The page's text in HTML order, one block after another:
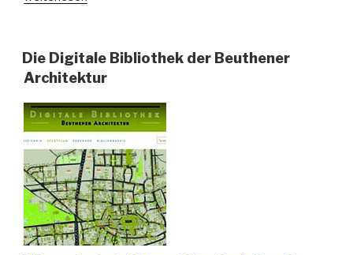
Oberschlesischen
Jahrbuchs
komplett
digital
verfügbar“
Die Digitale Bibliothek der Beuthener
Architektur